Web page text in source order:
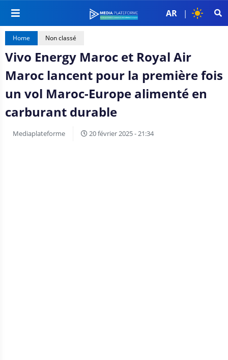
AR |
Home Non classé
Vivo Energy Maroc et Royal Air
Maroc lancent pour la première fois
un vol Maroc-Europe alimenté en
carburant durable
Mediaplateforme 20 février 2025 - 21:34